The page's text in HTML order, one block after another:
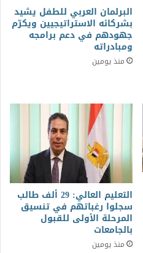
البرلمان العربي للطفل يشيد
بشركائه الاستراتيجيين ويكرّم
جهودهم في دعم برامجه
ومبادراته
منذ يومين
التعليم العالي: 29 ألف طالب
سجلوا رغباتهم في تنسيق
المرحلة الأولى للقبول
بالجامعات
منذ يومين